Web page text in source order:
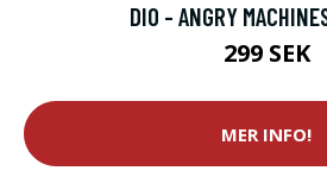
DIO - ANGRY
299 SEK
MER INFO!